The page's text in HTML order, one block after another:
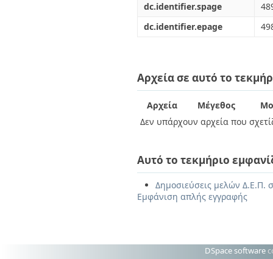
dc.identifier.spage
dc.identifier.epage
Αρχεία σε αυτό το
Αρχεία Μέγεθος
Δεν υπάρχουν αρχεία που
Αυτό το τεκμήριο
Δημοσιεύσεις μελών Δ.Ε.Π.
Εμφάνιση απλής εγγραφής
DSpace software